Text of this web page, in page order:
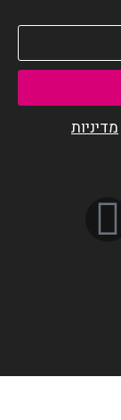
מדיניות